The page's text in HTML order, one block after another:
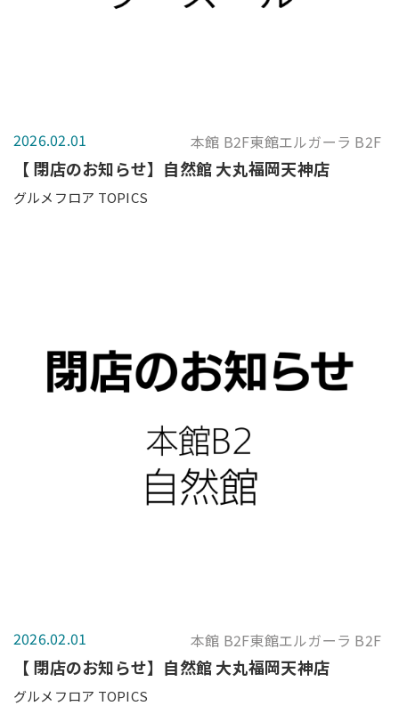
2026.02.01 本館 B2F東館エルガーラ B2F
【 閉店のお知らせ】自然館 大丸福岡天神店
グルメフロア TOPICS
2026.02.01 本館 B2F東館エルガーラ B2F
【 閉店のお知らせ】自然館 大丸福岡天神店
グルメフロア TOPICS